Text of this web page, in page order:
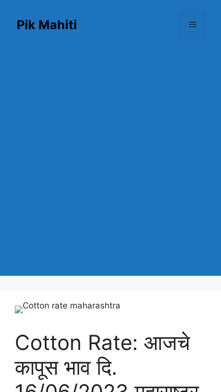
contentPik Mahiti Menu
Cotton Rate: आजचे
कापूस भाव दि.